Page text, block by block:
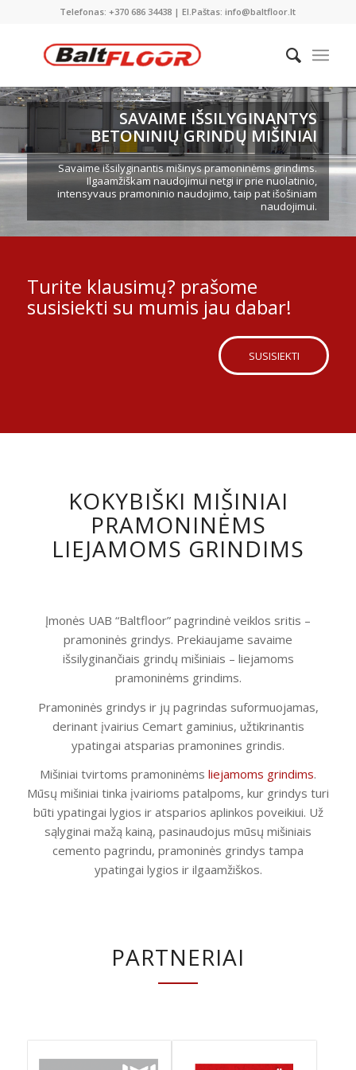
Telefonas: +370 686 34438 | El.Paštas: info@baltfloor.lt
SAVAIME IŠSILYGINANTYS
BETONINIŲ GRINDŲ MIŠINIAI
Savaime išsilyginantis mišinys pramoninėms grindims.
Ilgaamžiškam naudojimui netgi ir prie nuolatinio,
intensyvaus pramoninio naudojimo, taip pat išošiniam
naudojimui.
Turite klausimų? prašome
susisiekti su mumis jau dabar!
SUSISIEKTI
KOKYBIŠKI MIŠINIAI
PRAMONINĖMS
LIEJAMOMS GRINDIMS
Įmonės UAB “Baltfloor” pagrindinė veiklos sritis –
pramoninės grindys. Prekiaujame savaime
išsilyginančiais grindų mišiniais – liejamoms
pramoninėms grindims.
Pramoninės grindys ir jų pagrindas suformuojamas,
derinant įvairius Cemart gaminius, užtikrinantis
ypatingai atsparias pramonines grindis.
Mišiniai tvirtoms pramoninėms liejamoms grindims.
Mūsų mišiniai tinka įvairioms patalpoms, kur grindys turi
būti ypatingai lygios ir atsparios aplinkos poveikiui. Už
sąlyginai mažą kainą, pasinaudojus mūsų mišiniais
cemento pagrindu, pramoninės grindys tampa
ypatingai lygios ir ilgaamžiškos.
PARTNERIAI